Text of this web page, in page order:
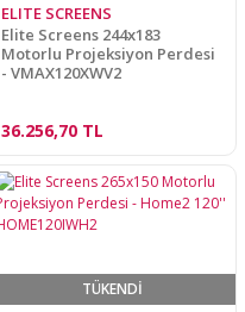
ELITE SCREENS
Elite Screens 244x183
Motorlu Projeksiyon Perdesi
- VMAX120XWV2
36.256,70 TL
TÜKENDİ